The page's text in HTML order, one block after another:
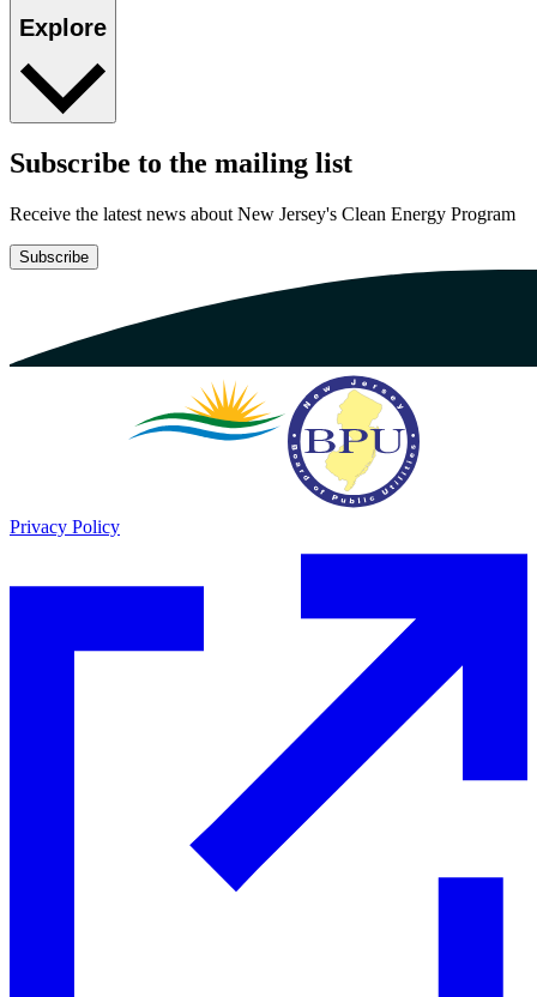
Explore​​​​‌ ‍ ​‍​‍‌‍ ‌ ​‍‌‍‍‌‌‍‌ ‌‍‍‌‌‍ ‍​‍​‍​ ‍‍​‍​‍‌ ​ ‌‍​‌‌‍ ‍‌‍‍‌‌ ‌​‌ ‍‌​‍ ‍‌‍‍‌‌‍ ​‍​‍​‍ ​​‍​‍‌‍‍​‌ ​‍‌‍‌‌‌‍‌‍​‍​‍​ ‍‍​‍​‍‌‍‍​‌ ‌​‌ ‌​‌ ​​​ ‍‍​‍ ​‍ ‌‍ ​‌‍ ‌‍​ ‌‍​‌‌‍ ​‌‍‍​‌‍ ‌ ​ ‌ ‌​​ ‍‍​ ​ ​ ​ ​ ​ ​ ​ ​‍ ‌‍‍‌‌‍ ‍‌ ‌​‌‍‌‌‌‍ ‍‌ ‌​​‍ ‌‍‌‌‌‍‌​‌‍‍‌‌ ‌​​‍ ‌‍ ‌‌‍ ‌‍‌​‌‍‌‌​ ‌‌ ​​‌ ​‍‌‍‌‌‌ ​ ‌‍‌‌‌‍ ‍‌ ‌​‌‍​‌‌ ‌​‌‍‍‌‌‍ ‌‍ ‍​ ‍ ‌‍‍‌‌‍‌​​ ‌‌ ​ ‌‍‍‌‌ ‌​‌‍‌‌‌​‌‍‌‍ ‌‍ ‌ ‌​‌‍‌‌‌ ​‍​ ‍ ‌ ‌​‌ ‍‌‌ ​​‌‍‌‌​ ‌‌‍‌‍‌‍ ‌‍ ‌ ‌​‌‍‌‌‌ ​‍​ ‍ ‌ ​​‌‍​‌‌ ‌​‌‍‍​​ ‌‌‍ ‌‌‍‌‌‌‍ ‍‌ ‌‌‌ ​ ​‍‌‌​ ‌‌‌​​‍‌‌ ‌‍‍ ‌‍‌‌‌ ‍‌​‍‌‌​ ​ ‌​‌​​‍‌‌​ ​ ‌​‌​​‍‌‌​ ​‍​ ​‍‌‍​‌​ ‍‌‌‍‌‍​ ​​‌‍‌​​ ​​​ ‌​​ ​​​ ​ ​ ​‌​ ‌‍​ ‌ ​‍‌‌​ ​‍​ ​‍​‍‌‌​ ‌‌‌​‌​​‍ ‍‌‍‍​‌‍‌‌‌‍​‌‌‍‌​‌‍‍‌‌‍ ‍‌‍‌ ​ ‌‍​‍‌‍​‌‌ ​ ‌‍‌‌‌‌‌‌‌ ​‍‌‍ ​​ ‌‌‍‍​‌ ‌​‌ ‌​‌ ​​​‍‌‌​ ​ ‌​​‌​‍‌‌​ ​‍‌​‌‍​‍‌‌​ ​‍‌​‌‍‌‍ ​‌‍ ‌‍​ ‌‍​‌‌‍ ​‌‍‍​‌‍ ‌ ​ ‌ ‌​​‍‌‌​ ​ ‌​​‌​ ​ ​ ​ ​ ​ ​ ​ ​‍‌‍‌‍‍‌‌‍‌​​ ‌‌ ​ ‌‍‍‌‌ ‌​‌‍‌‌‌​‌‍‌‍ ‌‍ ‌ ‌​‌‍‌‌‌ ​‍​‍‌‍‌ ‌​‌ ‍‌‌ ​​‌‍‌‌​ ‌‌‍‌‍‌‍ ‌‍ ‌ ‌​‌‍‌‌‌ ​‍​‍‌‍‌ ​​‌‍​‌‌ ‌​‌‍‍​​ ‌‌‍ ‌‌‍‌‌‌‍ ‍‌ ‌‌‌ ​ ​‍‌‌​ ‌‌‌​​‍‌‌ ‌‍‍ ‌‍‌‌‌ ‍‌​‍‌‌​ ​ ‌​‌​​‍‌‌​ ​ ‌​‌​​‍‌‌​ ​‍​ ​‍‌‍​‌​ ‍‌‌‍‌‍​ ​​‌‍‌​​ ​​​ ‌​​ ​​​ ​ ​ ​‌​ ‌‍​ ‌ ​‍‌‌​ ​‍​ ​‍​‍‌‌​ ‌‌‌​‌​​‍ ‍‌‍‍​‌‍‌‌‌‍​‌‌‍‌​‌‍‍‌‌‍ ‍‌‍‌ ​‍‌‍‌ ​​‌‍‌‌‌ ​‍‌ ​ ‌ ​​‌‍‌‌‌‍​ ‌ ‌​‌‍‍‌‌ ‌‍‌‍‌‌​ ‌‌ ​​‌ ‌‌‌‍​‍‌‍ ​‌‍‍‌‌ ​ ‌‍‍​‌‍‌‌‌‍‌​​‍​‍‌ ‌
Subscribe to the mailing list​​​​‌ ‍ ​‍​‍‌‍ ‌ ​‍‌‍‍‌‌‍‌ ‌‍‍‌‌‍ ‍​‍​‍​ ‍‍​‍​‍‌ ​ ‌‍​‌‌‍ ‍‌‍‍‌‌ ‌​‌ ‍‌​‍ ‍‌‍‍‌‌‍ ​‍​‍​‍ ​​‍​‍‌‍‍​‌ ​‍‌‍‌‌‌‍‌‍​‍​‍​ ‍‍​‍​‍‌‍‍​‌ ‌​‌ ‌​‌ ​​​ ‍‍​‍ ​‍ ‌‍ ​‌‍ ‌‍​ ‌‍​‌‌‍ ​‌‍‍​‌‍ ‌ ​ ‌ ‌​​ ‍‍​ ​ ​ ​ ​ ​ ​ ​ ​‍ ‌‍‍‌‌‍ ‍‌ ‌​‌‍‌‌‌‍ ‍‌ ‌​​‍ ‌‍‌‌‌‍‌​‌‍‍‌‌ ‌​​‍ ‌‍ ‌‌‍ ‌‍‌​‌‍‌‌​ ‌‌ ​​‌ ​‍‌‍‌‌‌ ​ ‌‍‌‌‌‍ ‍‌ ‌​‌‍​‌‌ ‌​‌‍‍‌‌‍ ‌‍ ‍​ ‍ ‌‍‍‌‌‍‌​​ ‌‌ ​ ‌‍‍‌‌ ‌​‌‍‌‌‌​‌‍‌‍ ‌‍ ‌ ‌​‌‍‌‌‌ ​‍​ ‍ ‌ ‌​‌ ‍‌‌ ​​‌‍‌‌​ ‌‌‍‌‍‌‍ ‌‍ ‌ ‌​‌‍‌‌‌ ​‍​ ‍ ‌ ​​‌‍​‌‌ ‌​‌‍‍​​ ‌‌‍ ‍‌‍‌‌‌ ‌ ‌ ​ ‌‍ ​‌‍‌‌‌ ‌​‌ ‌​‌‍‌‌‌ ​‍​‍ ‍‌‍‍​‌‍‌‌‌‍​‌‌‍‌​‌‍‍‌‌‍ ‍‌‍‌ ​ ‌‍​‍‌‍​‌‌ ​ ‌‍‌‌‌‌‌‌‌ ​‍‌‍ ​​ ‌‌‍‍​‌ ‌​‌ ‌​‌ ​​​‍‌‌​ ​ ‌​​‌​‍‌‌​ ​‍‌​‌‍​‍‌‌​ ​‍‌​‌‍‌‍ ​‌‍ ‌‍​ ‌‍​‌‌‍ ​‌‍‍​‌‍ ‌ ​ ‌ ‌​​‍‌‌​ ​ ‌​​‌​ ​ ​ ​ ​ ​ ​ ​ ​‍‌‍‌‍‍‌‌‍‌​​ ‌‌ ​ ‌‍‍‌‌ ‌​‌‍‌‌‌​‌‍‌‍ ‌‍ ‌ ‌​‌‍‌‌‌ ​‍​‍‌‍‌ ‌​‌ ‍‌‌ ​​‌‍‌‌​ ‌‌‍‌‍‌‍ ‌‍ ‌ ‌​‌‍‌‌‌ ​‍​‍‌‍‌ ​​‌‍​‌‌ ‌​‌‍‍​​ ‌‌‍ ‍‌‍‌‌‌ ‌ ‌ ​ ‌‍ ​‌‍‌‌‌ ‌​‌ ‌​‌‍‌‌‌ ​‍​‍ ‍‌‍‍​‌‍‌‌‌‍​‌‌‍‌​‌‍‍‌‌‍ ‍‌‍‌ ​‍‌‍‌ ​​‌‍‌‌‌ ​‍‌ ​ ‌ ​​‌‍‌‌‌‍​ ‌ ‌​‌‍‍‌‌ ‌‍‌‍‌‌​ ‌‌ ​​‌ ‌‌‌‍​‍‌‍ ​‌‍‍‌‌ ​ ‌‍‍​‌‍‌‌‌‍‌​​‍​‍‌ ‌
Receive the latest news about New Jersey's Clean Energy Program​​​​‌ ‍ ​‍​‍‌‍ ‌ ​‍‌‍‍‌‌‍‌ ‌‍‍‌‌‍ ‍​‍​‍​ ‍‍​‍​‍‌ ​ ‌‍​‌‌‍ ‍‌‍‍‌‌ ‌​‌ ‍‌​‍ ‍‌‍‍‌‌‍ ​‍​‍​‍ ​​‍​‍‌‍‍​‌ ​‍‌‍‌‌‌‍‌‍​‍​‍​ ‍‍​‍​‍‌‍‍​‌ ‌​‌ ‌​‌ ​​​ ‍‍​‍ ​‍ ‌‍ ​‌‍ ‌‍​ ‌‍​‌‌‍ ​‌‍‍​‌‍ ‌ ​ ‌ ‌​​ ‍‍​ ​ ​ ​ ​ ​ ​ ​ ​‍ ‌‍‍‌‌‍ ‍‌ ‌​‌‍‌‌‌‍ ‍‌ ‌​​‍ ‌‍‌‌‌‍‌​‌‍‍‌‌ ‌​​‍ ‌‍ ‌‌‍ ‌‍‌​‌‍‌‌​ ‌‌ ​​‌ ​‍‌‍‌‌‌ ​ ‌‍‌‌‌‍ ‍‌ ‌​‌‍​‌‌ ‌​‌‍‍‌‌‍ ‌‍ ‍​ ‍ ‌‍‍‌‌‍‌​​ ‌‌ ​ ‌‍‍‌‌ ‌​‌‍‌‌‌​‌‍‌‍ ‌‍ ‌ ‌​‌‍‌‌‌ ​‍​ ‍ ‌ ‌​‌ ‍‌‌ ​​‌‍‌‌​ ‌‌‍‌‍‌‍ ‌‍ ‌ ‌​‌‍‌‌‌ ​‍​ ‍ ‌ ​​‌‍​‌‌ ‌​‌‍‍​​ ‌‌‍ ‍‌‍‌‌‌ ‌ ‌ ​ ‌‍ ​‌‍‌‌‌ ‌​‌ ‌​‌‍‌‌‌ ​‍​‍ ‍‌ ‌​‌‍‌‌‌ ‍​‌ ‌​​ ‌‍​‍‌‍​‌‌ ​ ‌‍‌‌‌‌‌‌‌ ​‍‌‍ ​​ ‌‌‍‍​‌ ‌​‌ ‌​‌ ​​​‍‌‌​ ​ ‌​​‌​‍‌‌​ ​‍‌​‌‍​‍‌‌​ ​‍‌​‌‍‌‍ ​‌‍ ‌‍​ ‌‍​‌‌‍ ​‌‍‍​‌‍ ‌ ​ ‌ ‌​​‍‌‌​ ​ ‌​​‌​ ​ ​ ​ ​ ​ ​ ​ ​‍‌‍‌‍‍‌‌‍‌​​ ‌‌ ​ ‌‍‍‌‌ ‌​‌‍‌‌‌​‌‍‌‍ ‌‍ ‌ ‌​‌‍‌‌‌ ​‍​‍‌‍‌ ‌​‌ ‍‌‌ ​​‌‍‌‌​ ‌‌‍‌‍‌‍ ‌‍ ‌ ‌​‌‍‌‌‌ ​‍​‍‌‍‌ ​​‌‍​‌‌ ‌​‌‍‍​​ ‌‌‍ ‍‌‍‌‌‌ ‌ ‌ ​ ‌‍ ​‌‍‌‌‌ ‌​‌ ‌​‌‍‌‌‌ ​‍​‍ ‍‌ ‌​‌‍‌‌‌ ‍​‌ ‌​​‍‌‍‌ ​​‌‍‌‌‌ ​‍‌ ​ ‌ ​​‌‍‌‌‌‍​ ‌ ‌​‌‍‍‌‌ ‌‍‌‍‌‌​ ‌‌ ​​‌ ‌‌‌‍​‍‌‍ ​‌‍‍‌‌ ​ ‌‍‍​‌‍‌‌‌‍‌​​‍​‍‌ ‌
Subscribe​​​​‌ ‍ ​‍​‍‌‍ ‌ ​‍‌‍‍‌‌‍‌ ‌‍‍‌‌‍ ‍​‍​‍​ ‍‍​‍​‍‌ ​ ‌‍​‌‌‍ ‍‌‍‍‌‌ ‌​‌ ‍‌​‍ ‍‌‍‍‌‌‍ ​‍​‍​‍ ​​‍​‍‌‍‍​‌ ​‍‌‍‌‌‌‍‌‍​‍​‍​ ‍‍​‍​‍‌‍‍​‌ ‌​‌ ‌​‌ ​​​ ‍‍​‍ ​‍ ‌‍ ​‌‍ ‌‍​ ‌‍​‌‌‍ ​‌‍‍​‌‍ ‌ ​ ‌ ‌​​ ‍‍​ ​ ​ ​ ​ ​ ​ ​ ​‍ ‌‍‍‌‌‍ ‍‌ ‌​‌‍‌‌‌‍ ‍‌ ‌​​‍ ‌‍‌‌‌‍‌​‌‍‍‌‌ ‌​​‍ ‌‍ ‌‌‍ ‌‍‌​‌‍‌‌​ ‌‌ ​​‌ ​‍‌‍‌‌‌ ​ ‌‍‌‌‌‍ ‍‌ ‌​‌‍​‌‌ ‌​‌‍‍‌‌‍ ‌‍ ‍​ ‍ ‌‍‍‌‌‍‌​​ ‌‌ ​ ‌‍‍‌‌ ‌​‌‍‌‌‌​‌‍‌‍ ‌‍ ‌ ‌​‌‍‌‌‌ ​‍​ ‍ ‌ ‌​‌ ‍‌‌ ​​‌‍‌‌​ ‌‌‍‌‍‌‍ ‌‍ ‌ ‌​‌‍‌‌‌ ​‍​ ‍ ‌ ​​‌‍​‌‌ ‌​‌‍‍​​ ‌‌‍ ‍‌‍‌‌‌ ‌ ‌ ​ ‌‍ ​‌‍‌‌‌ ‌​‌ ‌​‌‍‌‌‌ ​‍​‍ ‍‌‍​‍‌ ‌​‌‍ ‍​ ‌‍​‍‌‍​‌‌ ​ ‌‍‌‌‌‌‌‌‌ ​‍‌‍ ​​ ‌‌‍‍​‌ ‌​‌ ‌​‌ ​​​‍‌‌​ ​ ‌​​‌​‍‌‌​ ​‍‌​‌‍​‍‌‌​ ​‍‌​‌‍‌‍ ​‌‍ ‌‍​ ‌‍​‌‌‍ ​‌‍‍​‌‍ ‌ ​ ‌ ‌​​‍‌‌​ ​ ‌​​‌​ ​ ​ ​ ​ ​ ​ ​ ​‍‌‍‌‍‍‌‌‍‌​​ ‌‌ ​ ‌‍‍‌‌ ‌​‌‍‌‌‌​‌‍‌‍ ‌‍ ‌ ‌​‌‍‌‌‌ ​‍​‍‌‍‌ ‌​‌ ‍‌‌ ​​‌‍‌‌​ ‌‌‍‌‍‌‍ ‌‍ ‌ ‌​‌‍‌‌‌ ​‍​‍‌‍‌ ​​‌‍​‌‌ ‌​‌‍‍​​ ‌‌‍ ‍‌‍‌‌‌ ‌ ‌ ​ ‌‍ ​‌‍‌‌‌ ‌​‌ ‌​‌‍‌‌‌ ​‍​‍ ‍‌‍​‍‌ ‌​‌‍ ‍​‍‌‍‌ ​​‌‍‌‌‌ ​‍‌ ​ ‌ ​​‌‍‌‌‌‍​ ‌ ‌​‌‍‍‌‌ ‌‍‌‍‌‌​ ‌‌ ​​‌ ‌‌‌‍​‍‌‍ ​‌‍‍‌‌ ​ ‌‍‍​‌‍‌‌‌‍‌​​‍​‍‌ ‌
Privacy Policy